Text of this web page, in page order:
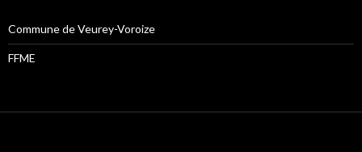
Commune de Veurey-Voroize
FFME